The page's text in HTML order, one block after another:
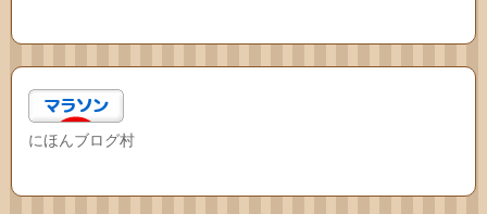
にほんブログ村